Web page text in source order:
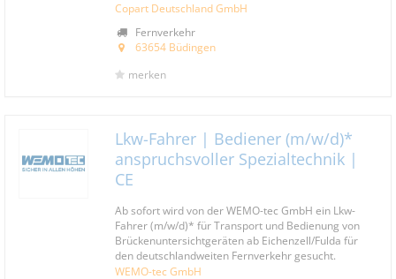
Copart Deutschland GmbH
Fernverkehr
63654 Büdingen
merken
Lkw-Fahrer | Bediener (m/w/d)*
anspruchsvoller Spezialtechnik |
CE
Ab sofort wird von der WEMO-tec GmbH ein Lkw-
Fahrer (m/w/d)* für Transport und Bedienung von
Brückenuntersichtgeräten ab Eichenzell/Fulda für
den deutschlandweiten Fernverkehr gesucht.
WEMO-tec GmbH